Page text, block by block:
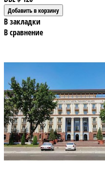
В закладки
В сравнение